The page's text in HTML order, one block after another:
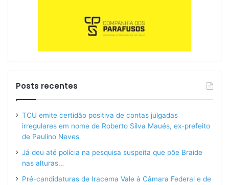
Posts recentes
TCU emite certidão positiva de contas julgadas
irregulares em nome de Roberto Silva Maués, ex-prefeito
de Paulino Neves
Já deu até polícia na pesquisa suspeita que põe Braide
nas alturas…
Pré-candidaturas de Iracema Vale à Câmara Federal e de